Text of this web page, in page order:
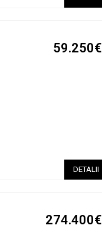
59.250€
DETALII
274.400€